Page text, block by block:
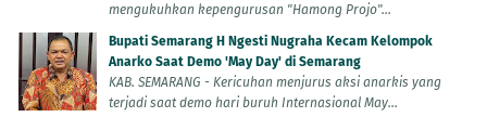
mengukuhkan kepengurusan "Hamong Projo"...
Bupati Semarang H Ngesti Nugraha Kecam Kelompok
Anarko Saat Demo 'May Day' di Semarang
KAB. SEMARANG - Kericuhan menjurus aksi anarkis yang
terjadi saat demo hari buruh Internasional May...